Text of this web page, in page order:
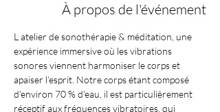
À propos de l'événement
L atelier de sonothérapie & méditation, une
expérience immersive où les vibrations
sonores viennent harmoniser le corps et
apaiser l’esprit. Notre corps étant composé
d’environ 70 % d’eau, il est particulièrement
réceptif aux fréquences vibratoires, qui